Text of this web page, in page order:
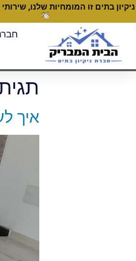
ניקיון בתים זו המומחיות שלנו, שירותי
איך לעשות